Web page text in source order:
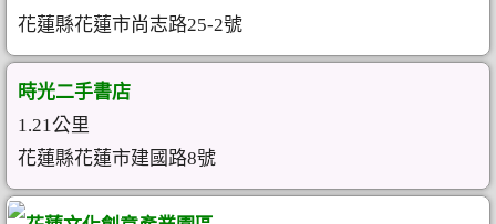
花蓮縣花蓮市尚志路25-2號
時光二手書店
1.21公里
花蓮縣花蓮市建國路8號